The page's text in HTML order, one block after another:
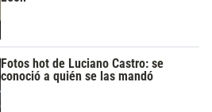
Fotos hot de Luciano Castro: se
conoció a quién se las mandó